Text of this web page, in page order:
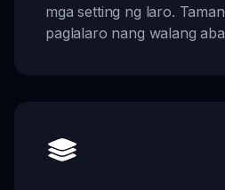
mga setting ng laro.
paglalaro nang walang